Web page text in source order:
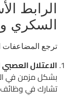
الرابط
السكري
ترجع المضاعفات
الاعتلال
بشكل مزمن في
تشارك في وظائف